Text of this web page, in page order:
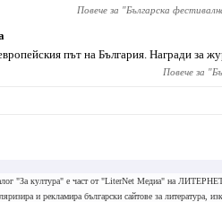
Повече за "Българска
път на България. Награди за
Повече за "
"За култура" е част от "LiterNet Медиа" на
и рекламира български сайтове за литература,